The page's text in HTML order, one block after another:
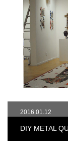
2016.01.12
DIY METAL